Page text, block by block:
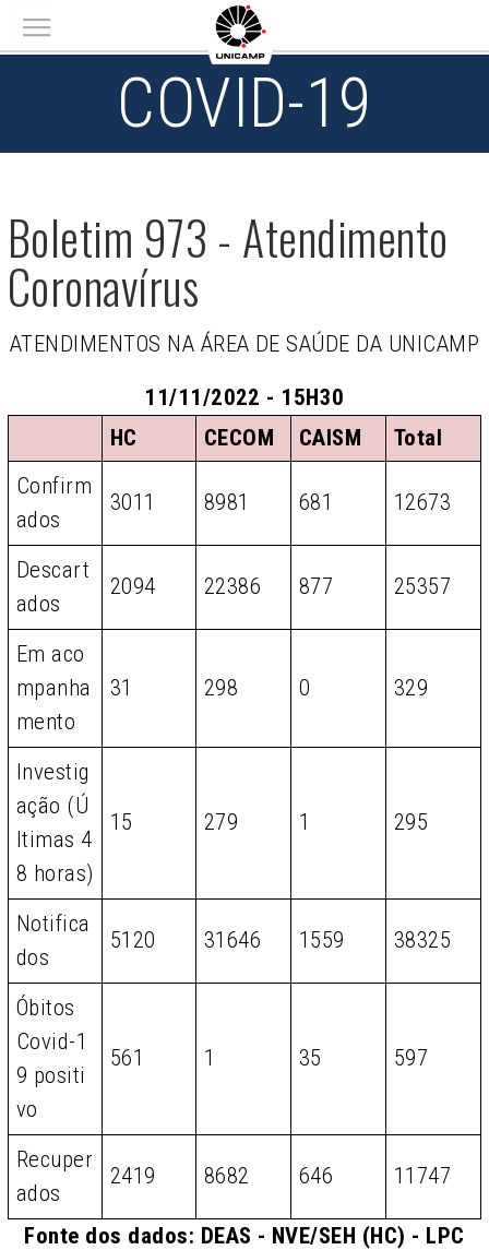
Main menu
COVID-19
Boletim 973 - Atendimento
Coronavírus
ATENDIMENTOS NA ÁREA DE SAÚDE DA UNICAMP
11/11/2022 - 15H30
HC
CECOM CAISM
Total
Confirm
ados
3011 8981 681 12673
Descart
ados
2094 22386 877 25357
Em aco
mpanha
mento
31 298 0 329
Investig
ação (Ú
ltimas 4
8 horas)
15 279 1 295
Notifica
dos
5120 31646 1559 38325
Óbitos
Covid-1
9 positi
vo
561 1 35 597
Recuper
ados
2419 8682 646 11747
Fonte dos dados: DEAS - NVE/SEH (HC) - LPC